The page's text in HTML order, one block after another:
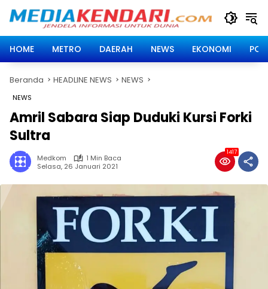
HOME
METRO DAERAH NEWS EKONOMI
Beranda HEADLINE NEWS NEWS
NEWS
Amril Sabara Siap Duduki Kursi Forki
Sultra
Medkom
1 Min Baca
Selasa, 26 Januari 2021
1417